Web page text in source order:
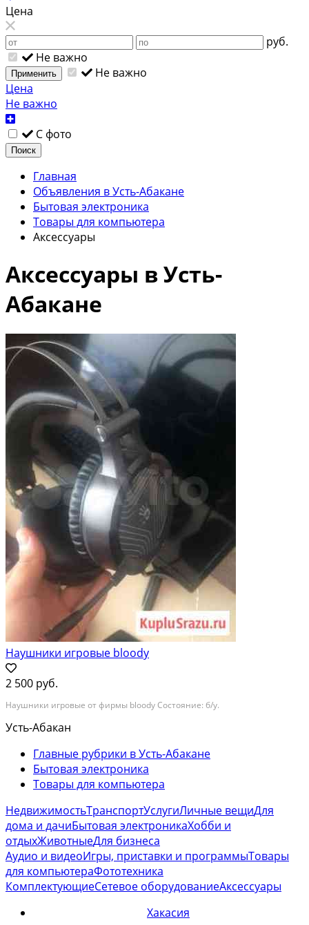
Цена
руб.
Не важно
Применить
Не важно
Цена
Не важно
С фото
Поиск
Главная
Объявления в Усть-Абакане
Бытовая электроника
Товары для компьютера
Аксессуары
Аксессуары в Усть-
Абакане
Наушники игровые bloody
2 500 руб.
Наушники игровые от фирмы bloody Состояние: б/у.
Усть-Абакан
Главные рубрики в Усть-Абакане
Бытовая электроника
Товары для компьютера
НедвижимостьТранспортУслугиЛичные вещиДля
дома и дачиБытовая электроникаХобби и
отдыхЖивотныеДля бизнеса
Аудио и видеоИгры, приставки и программыТовары
для компьютераФототехника
КомплектующиеСетевое оборудованиеАксессуары
Хакасия